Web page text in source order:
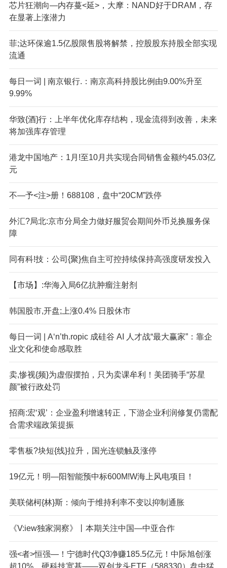
芯片狂潮向—内存蔓<延>，大摩：NAND好于DRAM，存
在显著上涨潜力
菲;达环保逾1.5亿股限售股将解禁，控股股东持股全部实现
流通
每日一词 | 南京银行.：南京高科持股比例由9.00%升至
9.99%
华致{酒}行：上半年优化库存结构，现金流得到改善，未来
将加强库存管理
港龙中国地产：1月!至10月共实现合同销售金额约45.03亿
元
不—予<注>册！688108，盘中“20CM”跌停
外汇?局北:京市分局全力做好服贸会期间外币兑换服务保
障
同有科!技：公司{聚}焦自主可控持续保持高强度研发投入
【市场】:华海入局6亿抗肿瘤注射剂
韩国股市,开盘;上涨0.4% 日股休市
每日一词 | A‘n’th.ropic 成硅谷 AI 人才战“最大赢家”：靠企
业文化和使命感取胜
卖,惨视{频}为虚假摆拍，只为卖课牟利！美团骑手“苏星
颜”被行政处罚
招商:宏‘观’：企业盈利增速转正，下游企业利润修复仍需配
合需求端政策提振
零售板?块短{线}拉升，国光连锁触及涨停
19亿元！明—阳智能预中标600M!W海上风电项目！
美联储柯{林}斯：倾向于维持利率不变以抑制通胀
​《V:iew独家洞察》丨本期关注中国—中亚合作
强<者>恒强—！宁德时代Q3净赚185.5亿元！中际旭创涨
超10%，硬科技宽基——双创龙头ETF（588330）盘中猛